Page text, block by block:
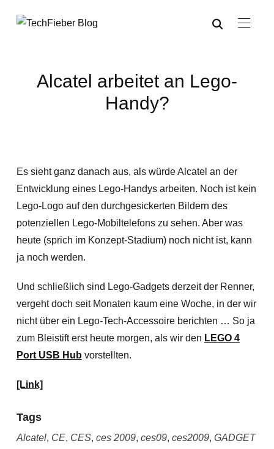
Alcatel arbeitet an Lego-
Handy?
Es sieht ganz danach aus, als würde Alcatel an der
Entwicklung eines Lego-Handys arbeiten. Noch ist kein
Lego-Logo auf den durchgesickerten Bildern des
potenziellen Lego-Mobiltelefons zu sehen. Aber was
heute (sprich im Konzept-Stadium) noch nicht ist, kann
ja noch werden.
Und schließlich sind Lego-Gadgets derzeit der Renner,
vergeht doch seit Monaten kaum eine Woche, in der wir
nicht über ein Lego-Tech-Accessoire berichten … So ja
zum Bleistift erst heute morgen, als wir den LEGO 4
Port USB Hub vorstellten.
[Link]
Tags
Alcatel, CE, CES, ces 2009, ces09, ces2009, GADGET